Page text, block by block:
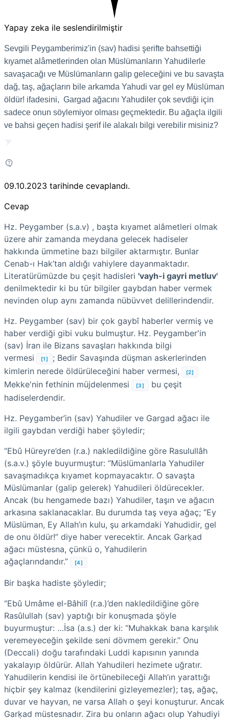
Yapay zeka ile seslendirilmiştir
Sevgili Peygamberimiz'in (sav) hadisi şerifte bahsettiği
kıyamet alâmetlerinden olan Müslümanların Yahudilerle
savaşacağı ve Müslümanların galip geleceğini ve bu savaşta
dağ, taş, ağaçların bile arkamda Yahudi var gel ey Müslüman
öldür! ifadesini, Gargad ağacını Yahudiler çok sevdiği için
sadece onun söylemiyor olması geçmektedir. Bu ağaçla ilgili
ve bahsi geçen hadisi şerif ile alakalı bilgi verebilir misiniz?
09.10.2023 tarihinde cevaplandı.
Cevap
Hz. Peygamber (s.a.v) , başta kıyamet alâmetleri olmak
üzere ahir zamanda meydana gelecek hadiseler
hakkında ümmetine bazı bilgiler aktarmıştır. Bunlar
Cenab-ı Hak’tan aldığı vahiylere dayanmaktadır.
Literatürümüzde bu çeşit hadisleri 'vayh-i gayri metluv'
denilmektedir ki bu tür bilgiler gaybdan haber vermek
nevinden olup aynı zamanda nübüvvet delillerindendir.
Hz. Peygamber (sav) bir çok gaybî haberler vermiş ve
haber verdiği gibi vuku bulmuştur. Hz. Peygamber'in
(sav) İran ile Bizans savaşları hakkında bilgi
vermesi
[1]
; Bedir Savaşında düşman askerlerinden
kimlerin nerede öldürüleceğini haber vermesi,
[2]
Mekke'nin fethinin müjdelenmesi [3]
bu çeşit
hadiselerdendir.
Hz. Peygamber’in (sav) Yahudiler ve Gargad ağacı ile
ilgili gaybdan verdiği haber şöyledir;
“Ebû Hüreyre’den (r.a.) nakledildiğine göre Rasulullâh
(s.a.v.) şöyle buyurmuştur: “Müslümanlarla Yahudiler
savaşmadıkça kıyamet kopmayacaktır. O savaşta
Müslümanlar (galip gelerek) Yahudileri öldürecekler.
Ancak (bu hengamede bazı) Yahudiler, taşın ve ağacın
arkasına saklanacaklar. Bu durumda taş veya ağaç; “Ey
Müslüman, Ey Allah’ın kulu, şu arkamdaki Yahudidir, gel
de onu öldür!” diye haber verecektir. Ancak Garḳad
ağacı müstesna, çünkü o, Yahudilerin
ağaçlarındandır.”
[4]
Bir başka hadiste şöyledir;
“Ebû Umâme el-Bâhilî (r.a.)’den nakledildiğine göre
Rasûlullah (sav) yaptığı bir konuşmada şöyle
buyurmuştur: …İsa (a.s.) der ki: “Muhakkak bana karşılık
veremeyeceğin şekilde seni dövmem gerekir.” Onu
(Deccali) doğu tarafındaki Luddi kapısının yanında
yakalayıp öldürür. Allah Yahudileri hezimete uğratır.
Yahudilerin kendisi ile örtünebileceği Allah’ın yarattığı
hiçbir şey kalmaz (kendilerini gizleyemezler); taş, ağaç,
duvar ve hayvan, ne varsa Allah o şeyi konuşturur. Ancak
Garḳad müstesnadır. Zira bu onların ağacı olup Yahudiyi